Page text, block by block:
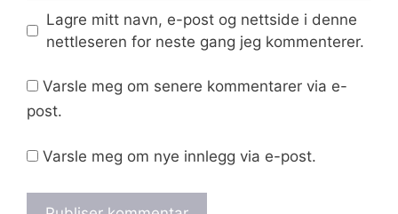
Lagre mitt navn, e-post og nettside i denne
nettleseren for neste gang jeg kommenterer.
Varsle meg om senere kommentarer via e-
post.
Varsle meg om nye innlegg via e-post.